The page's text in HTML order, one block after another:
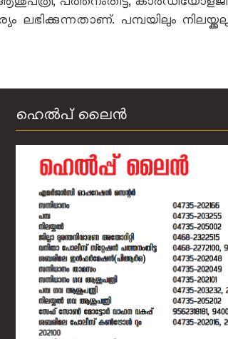
ലഭിക്കുന്നതാണ്. പമ്പയിലും
ഹെല്‍പ് ലൈന്‍